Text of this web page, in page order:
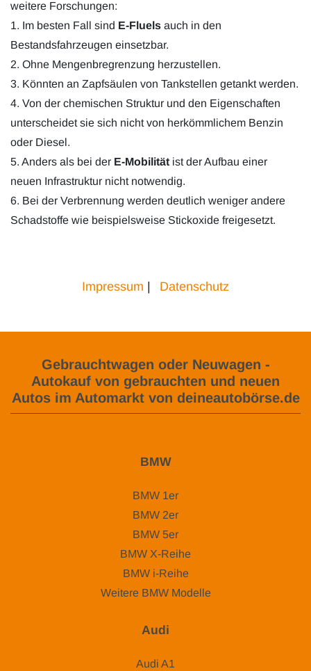
weitere Forschungen:
1. Im besten Fall sind E-Fluels auch in den
Bestandsfahrzeugen einsetzbar.
2. Ohne Mengenbregrenzung herzustellen.
3. Könnten an Zapfsäulen von Tankstellen getankt werden.
4. Von der chemischen Struktur und den Eigenschaften
unterscheidet sie sich nicht von herkömmlichem Benzin
oder Diesel.
5. Anders als bei der E-Mobilität ist der Aufbau einer
neuen Infrastruktur nicht notwendig.
6. Bei der Verbrennung werden deutlich weniger andere
Schadstoffe wie beispielsweise Stickoxide freigesetzt.
Impressum Datenschutz
Gebrauchtwagen oder Neuwagen -
Autokauf von gebrauchten und neuen
Autos im Automarkt von deineautobörse.de
BMW
BMW 1er
BMW 2er
BMW 5er
BMW X-Reihe
BMW i-Reihe
Weitere BMW Modelle
Audi
Audi A1